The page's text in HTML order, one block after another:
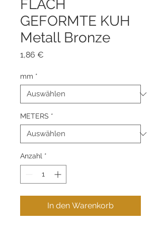
FLACH
GEFORMTE KUH
Metall Bronze
1,86 €
mm *
METERS *
Anzahl *
In den Warenkorb